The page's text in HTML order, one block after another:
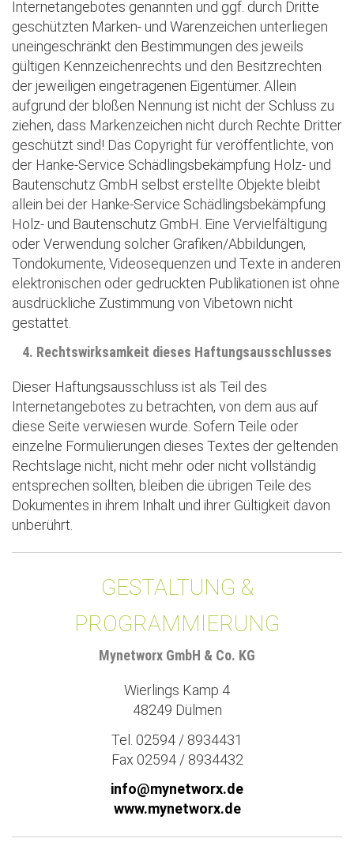
Internetangebotes genannten und ggf. durch Dritte
geschützten Marken- und Warenzeichen unterliegen
uneingeschränkt den Bestimmungen des jeweils
gültigen Kennzeichenrechts und den Besitzrechten
der jeweiligen eingetragenen Eigentümer. Allein
aufgrund der bloßen Nennung ist nicht der Schluss zu
ziehen, dass Markenzeichen nicht durch Rechte Dritter
geschützt sind! Das Copyright für veröffentlichte, von
der Hanke-Service Schädlingsbekämpfung Holz- und
Bautenschutz GmbH selbst erstellte Objekte bleibt
allein bei der Hanke-Service Schädlingsbekämpfung
Holz- und Bautenschutz GmbH. Eine Vervielfältigung
oder Verwendung solcher Grafiken/Abbildungen,
Tondokumente, Videosequenzen und Texte in anderen
elektronischen oder gedruckten Publikationen ist ohne
ausdrückliche Zustimmung von Vibetown nicht
gestattet.
4. Rechtswirksamkeit dieses Haftungsausschlusses
Dieser Haftungsausschluss ist als Teil des
Internetangebotes zu betrachten, von dem aus auf
diese Seite verwiesen wurde. Sofern Teile oder
einzelne Formulierungen dieses Textes der geltenden
Rechtslage nicht, nicht mehr oder nicht vollständig
entsprechen sollten, bleiben die übrigen Teile des
Dokumentes in ihrem Inhalt und ihrer Gültigkeit davon
unberührt.
GESTALTUNG &
PROGRAMMIERUNG
Mynetworx GmbH & Co. KG
Wierlings Kamp 4
48249 Dülmen
Tel. 02594 / 8934431
Fax 02594 / 8934432
info@mynetworx.de
www.mynetworx.de